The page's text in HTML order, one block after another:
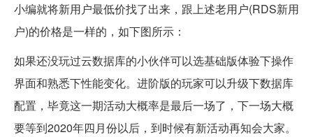
小编就将新用户最低价找了出来，跟上述老用户(RDS新用
户)的价格是一样的，如下图所示：
如果还没玩过云数据库的小伙伴可以选基础版体验下操作
界面和熟悉下性能变化。进阶版的玩家可以升级下数据库
配置，毕竟这一期活动大概率是最后一场了，下一场大概
要等到2020年四月份以后，到时候有新活动再知会大家。